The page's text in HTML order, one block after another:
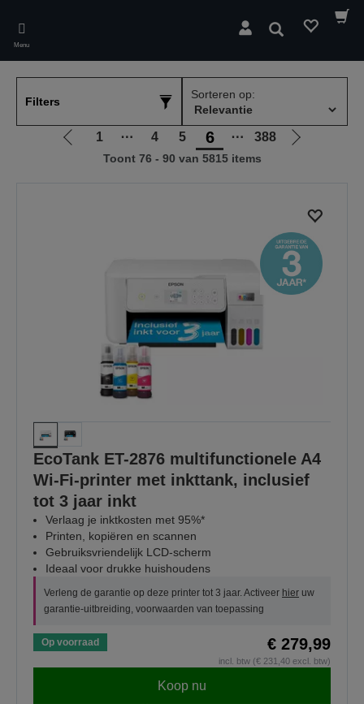
main
content
Menu
Zoeken
Filters
Sorteren op:
Ga
1 ⋯ 4 5 6 ⋯ 388
Ga
pagina
Toont 76 - 90 van 5815 items
EcoTank ET-2876 multifunctionele A4
Wi-Fi-printer met inkttank, inclusief
tot 3 jaar inkt
Verlaag je inktkosten met 95%*
Printen, kopiëren en scannen
Gebruiksvriendelijk LCD-scherm
Ideaal voor drukke huishoudens
Verleng de garantie op deze printer tot 3 jaar. Activeer hier uw
garantie-uitbreiding, voorwaarden van toepassing
Op voorraad € 279,99
incl. btw (€ 231,40 excl. btw)
Koop nu